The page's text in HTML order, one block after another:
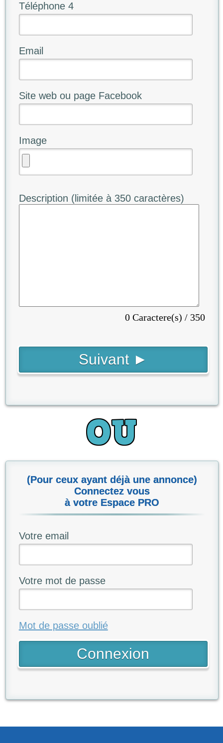
Téléphone 4
Email
Site web ou page Facebook
Image
Description (limitée à 350 caractères)
0 Caractere(s) / 350
(Pour ceux ayant déjà une annonce)
Connectez vous
à votre Espace PRO
Votre email
Votre mot de passe
Mot de passe oublié